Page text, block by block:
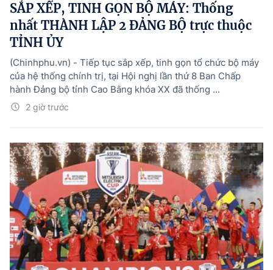
SẮP XẾP, TINH GỌN BỘ MÁY: Thống
nhất THÀNH LẬP 2 ĐẢNG BỘ trực thuộc
TỈNH ỦY
2 giờ trước
(Chinhphu.vn) - Tiếp tục sắp xếp, tinh gọn tổ chức bộ máy
của hệ thống chính trị, tại Hội nghị lần thứ 8 Ban Chấp
hành Đảng bộ tỉnh Cao Bằng khóa XX đã thống ...